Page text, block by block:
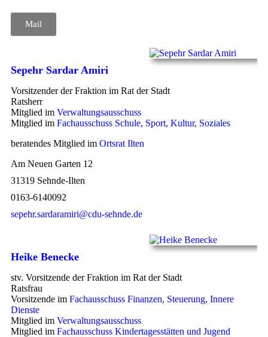
Mail
Sepehr Sardar Amiri
Vorsitzender der Fraktion im Rat der Stadt
Ratsherr
Mitglied im Verwaltungsausschuss
Mitglied im Fachausschuss Schule, Sport, Kultur, Soziales
beratendes Mitglied im Ortsrat Ilten
Am Neuen Garten 12
31319 Sehnde-Ilten
0163-6140092
sepehr.sardaramiri@cdu-sehnde.de
Heike Benecke
stv. Vorsitzende der Fraktion im Rat der Stadt
Ratsfrau
Vorsitzende im Fachausschuss Finanzen, Steuerung, Innere
Dienste
Mitglied im Verwaltungsausschuss
Mitglied im Fachausschuss Kindertagesstätten und Jugend